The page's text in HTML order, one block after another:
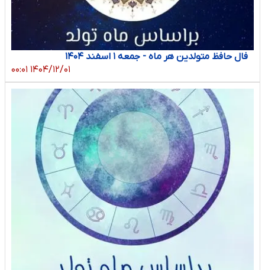
فال حافظ متولدین هر ماه - جمعه ۱ اسفند ۱۴۰۴
۱۴۰۴/۱۲/۰۱ ۰۰:۰۱